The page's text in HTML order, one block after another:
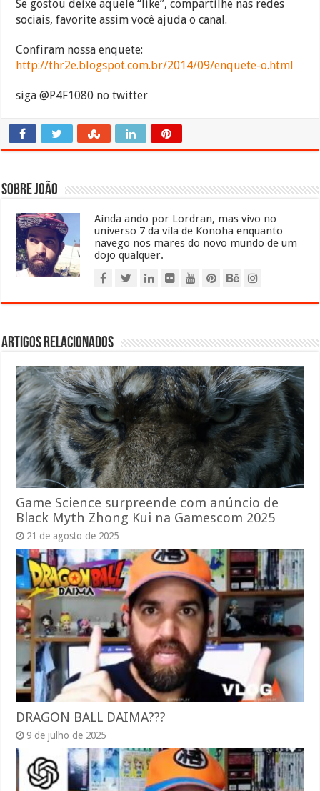
Se gostou deixe aquele “like”, compartilhe nas redes
sociais, favorite assim você ajuda o canal.
Confiram nossa enquete:
http://thr2e.blogspot.com.br/2014/09/enquete-o.html
siga @P4F1080 no twitter
Sobre João
Ainda ando por Lordran, mas vivo no
universo 7 da vila de Konoha enquanto
navego nos mares do novo mundo de um
dojo qualquer.
Artigos relacionados
Game Science surpreende com anúncio de
Black Myth Zhong Kui na Gamescom 2025
21 de agosto de 2025
DRAGON BALL DAIMA???
9 de julho de 2025